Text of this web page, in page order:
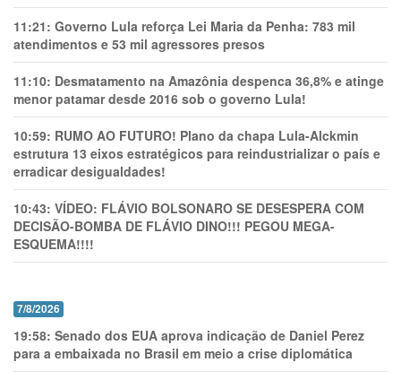
11:21: Governo Lula reforça Lei Maria da Penha: 783 mil
atendimentos e 53 mil agressores presos
11:10: Desmatamento na Amazônia despenca 36,8% e atinge
menor patamar desde 2016 sob o governo Lula!
10:59: RUMO AO FUTURO! Plano da chapa Lula-Alckmin
estrutura 13 eixos estratégicos para reindustrializar o país e
erradicar desigualdades!
10:43: VÍDEO: FLÁVIO BOLSONARO SE DESESPERA COM
DECISÃO-BOMBA DE FLÁVIO DINO!!! PEGOU MEGA-
ESQUEMA!!!!
7/8/2026
19:58: Senado dos EUA aprova indicação de Daniel Perez
para a embaixada no Brasil em meio a crise diplomática